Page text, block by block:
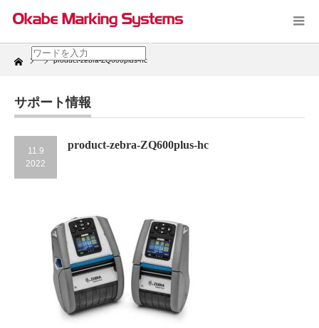
Home product-zebra-ZQ600plus-hc
サポート情報
11.9
2022
product-zebra-ZQ600plus-hc